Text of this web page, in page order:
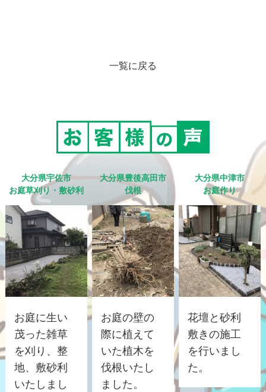
一覧に戻る
大分県宇佐市
お庭草刈り・敷砂利
お庭に生い
茂った雑草
を刈り、整
地、敷砂利
いたしまし
大分県豊後高田市
伐根
お庭の壁の
際に植えて
いた植木を
伐根いたし
ました。
大分県中津市
お庭作り
花壇と砂利
敷きの施工
を行いまし
た。